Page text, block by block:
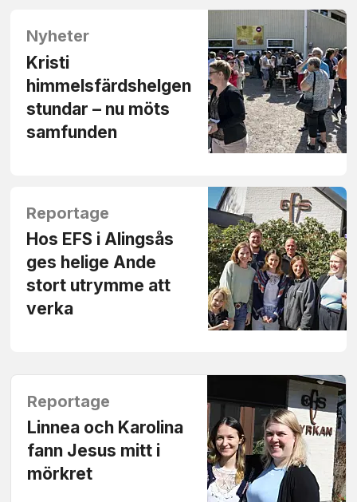
Nyheter
Kristi
himmelsfärdshelgen
stundar – nu möts
samfunden
Reportage
Hos EFS i Alingsås
ges helige Ande
stort utrymme att
verka
Reportage
Linnea och Karolina
fann Jesus mitt i
mörkret